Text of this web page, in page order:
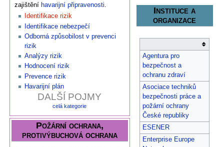
zajištění havarijní připravenosti
Identifikace rizik
Identifikace nebezpečí
Odborná způsobilost v prevenci
rizik
Analýzy rizik
Hodnocení rizik
Prevence rizik
Havarijní plán
DALŠÍ POJMY
celá kategorie
Požární ochrana,
protivýbuchová ochrana
Instituce a
organizace
Agentura pro
bezpečnost a
ochranu zdraví
Asociace techniků
bezpečnosti práce a
požární ochrany
České republiky
ESENER
Enterprise Europe